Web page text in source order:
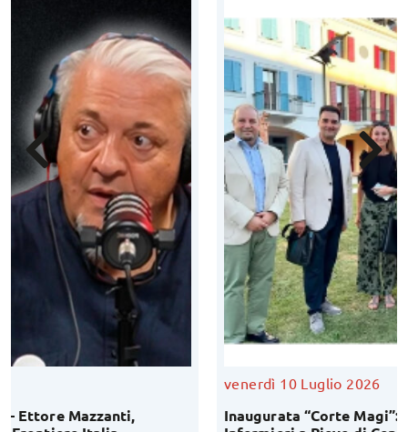
Inaugurata “Corte Magi”: una nuova casa per i futuri